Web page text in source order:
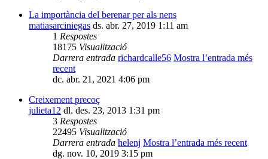
La importància del berenar per als nens
matiasarciniegas ds. abr. 27, 2019 1:11 am
1 Respostes
18175 Visualització
Darrera entrada richardcalle56 Mostra l’entrada més
recent
dc. abr. 21, 2021 4:06 pm
Creixement precoç
julieta12 dl. des. 23, 2013 1:31 pm
3 Respostes
22495 Visualització
Darrera entrada helenj Mostra l’entrada més recent
dg. nov. 10, 2019 3:15 pm